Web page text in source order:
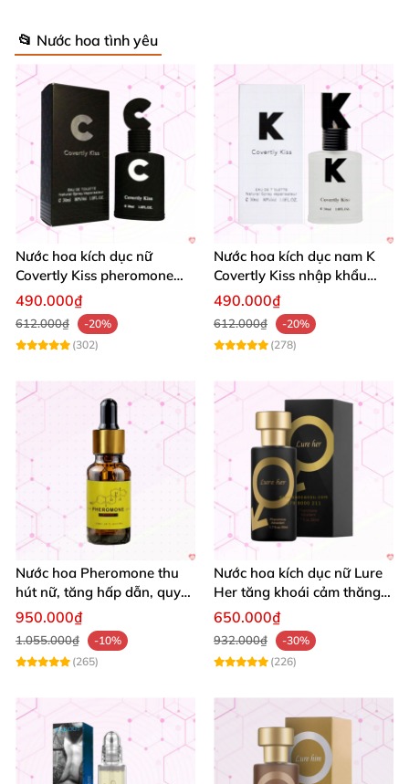
📂 Nước hoa tình yêu
Nước hoa kích dục nữ
Covertly Kiss pheromone
hấp dẫn cao cấp
490.000₫
612.000₫
-20%
(302)
Nước hoa kích dục nam K
Covertly Kiss nhập khẩu
hàng chính hãng
490.000₫
612.000₫
-20%
(278)
Nước hoa Pheromone thu
hút nữ, tăng hấp dẫn, quy
cách 10ml
950.000₫
1.055.000₫
-10%
(265)
Nước hoa kích dục nữ Lure
Her tăng khoái cảm thăng
hoa cực mạnh
650.000₫
932.000₫
-30%
(226)